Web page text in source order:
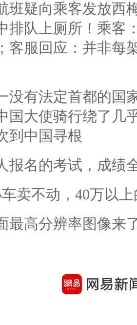
班疑向乘客发放西
排队上厕所！乘客
客服回应：并非每
没有法定首都的国
国大使骑行绕了几
到中国寻根
报名的考试，成绩
卖不动，40万以
最高分辨率图像来